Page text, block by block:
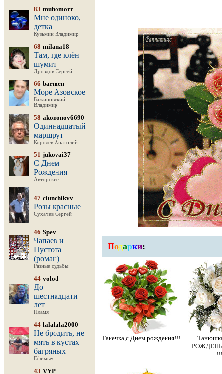
83 muhomorr
Мне одиноко,
детка
Кузьмин Владимир
68 milana18
Там, где клён
шумит
Дроздов Сергей
66 barmen
Море Азовское
Бажиновский
Владимир
58 akononov6690
Одиннадцатый
маршрут
Королев Анатолий
51 jukovai37
С Днем
Рождения
Авторские
47 ciunchikvv
Розы красные
Сухачев Сергей
46 Spev
Чапаев и
Пустота
(роман)
Разные судьбы
44 volod
До
шестнадцати
лет
Пламя
44 lalalala2000
Не бродить, не
мять в кустах
багряных
Ефимыч
43 VYP
Подарки:
Танечка,с Днем рождения!!!